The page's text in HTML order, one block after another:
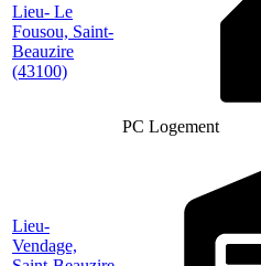
Lieu- Le
Fousou, Saint-
Beauzire
(43100)
PC Logement
Lieu-
Vendage,